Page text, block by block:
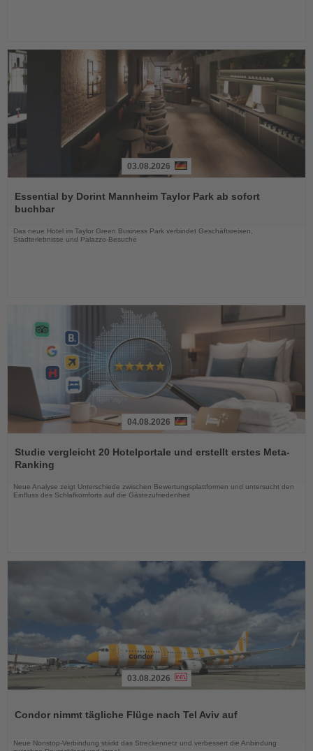
Sie
die
03.08.2026
Essential by Dorint Mannheim Taylor Park ab sofort
buchbar
Das neue Hotel im Taylor Green Business Park verbindet Geschäftsreisen,
Stadterlebnisse und Palazzo-Besuche
Sie
die
Nachrichten
04.08.2026
Studie vergleicht 20 Hotelportale und erstellt erstes Meta-
Ranking
Neue Analyse zeigt Unterschiede zwischen Bewertungsplattformen und untersucht den
Einfluss des Schlafkomforts auf die Gästezufriedenheit
die
03.08.2026
Condor nimmt tägliche Flüge nach Tel Aviv auf
Neue Nonstop-Verbindung stärkt das Streckennetz und verbessert die Anbindung